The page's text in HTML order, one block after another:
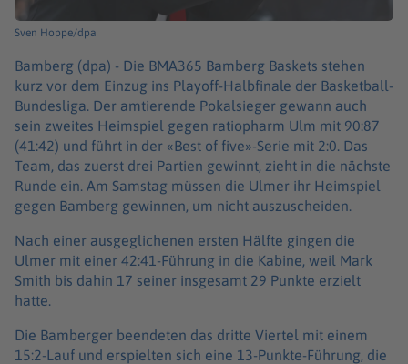
Sven Hoppe/dpa
Bamberg (dpa) - Die BMA365 Bamberg Baskets stehen
kurz vor dem Einzug ins Playoff-Halbfinale der Basketball-
Bundesliga. Der amtierende Pokalsieger gewann auch
sein zweites Heimspiel gegen ratiopharm Ulm mit 90:87
(41:42) und führt in der «Best of five»-Serie mit 2:0. Das
Team, das zuerst drei Partien gewinnt, zieht in die nächste
Runde ein. Am Samstag müssen die Ulmer ihr Heimspiel
gegen Bamberg gewinnen, um nicht auszuscheiden.
Nach einer ausgeglichenen ersten Hälfte gingen die
Ulmer mit einer 42:41-Führung in die Kabine, weil Mark
Smith bis dahin 17 seiner insgesamt 29 Punkte erzielt
hatte.
Die Bamberger beendeten das dritte Viertel mit einem
15:2-Lauf und erspielten sich eine 13-Punkte-Führung, die